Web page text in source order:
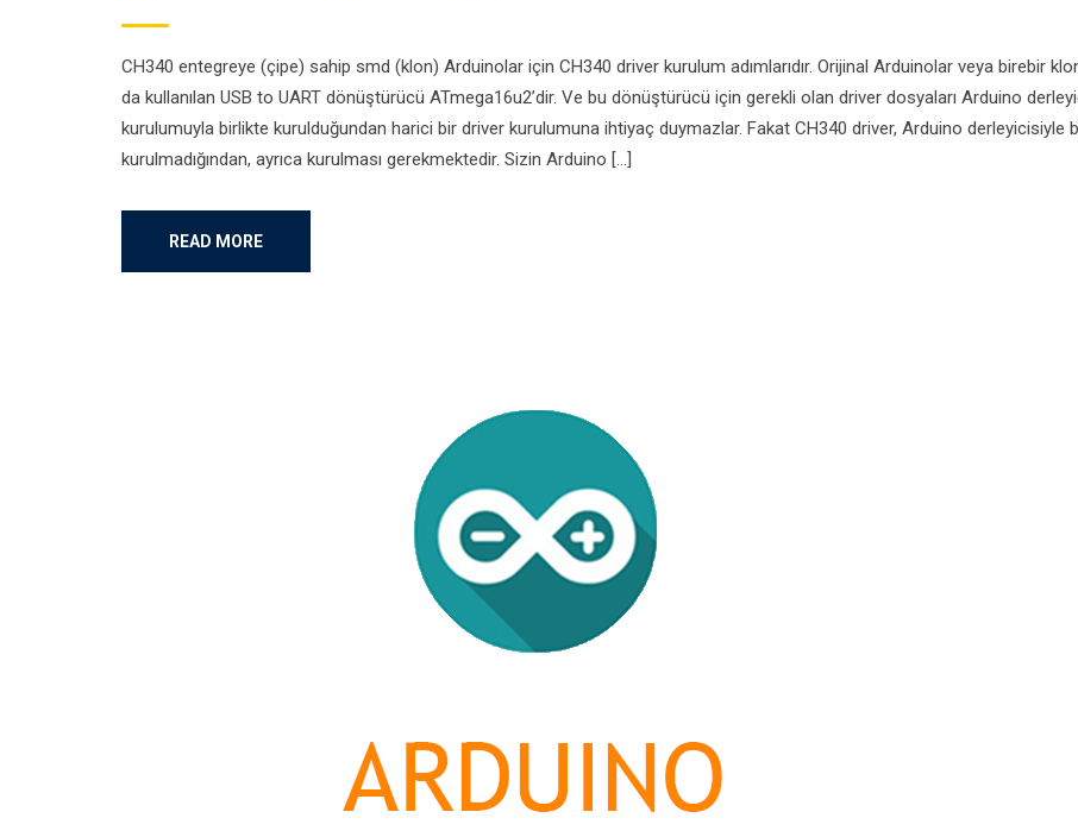
CH340 entegreye (çipe) sahip smd (klon) Arduinolar için CH340 driver kurulum adımlarıdır. Orijinal Arduinolar veya birebir
da kullanılan USB to UART dönüştürücü ATmega16u2’dir. Ve bu dönüştürücü için gerekli olan driver dosyaları Arduino
kurulumuyla birlikte kurulduğundan harici bir driver kurulumuna ihtiyaç duymazlar. Fakat CH340 driver, Arduino derleyicisiyle
kurulmadığından, ayrıca kurulması gerekmektedir. Sizin Arduino […]
READ MORE